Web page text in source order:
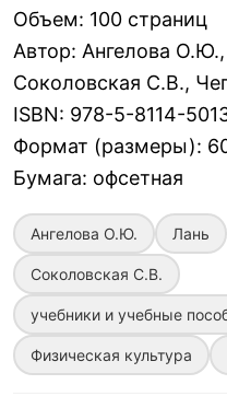
Объем: 100 страниц
Автор: Ангелова
Соколовская С.В.,
ISBN: 978-5-8114-
Формат (размеры):
Бумага: офсетная
Ангелова О.Ю. Лань
Соколовская С.В.
учебники и учебные
Физическая культура